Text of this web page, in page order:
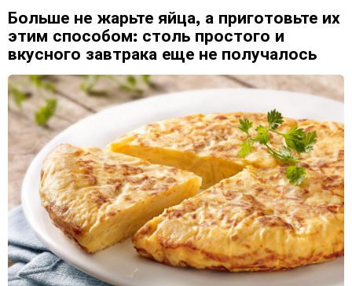
Больше не жарьте яйца, а приготовьте их
этим способом: столь простого и
вкусного завтрака еще не получалось